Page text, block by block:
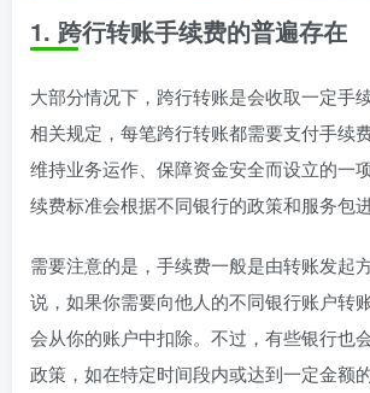
1. 跨行转账手续费的普遍存在
大部分情况下，跨行转账是会收取一定手
相关规定，每笔跨行转账都需要支付手续
维持业务运作、保障资金安全而设立的一
续费标准会根据不同银行的政策和服务包进
需要注意的是，手续费一般是由转账发起
说，如果你需要向他人的不同银行账户转
会从你的账户中扣除。不过，有些银行也
政策，如在特定时间段内或达到一定金额